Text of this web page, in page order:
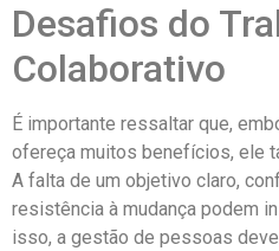
Desafios do
Colaborativo
É importante ressaltar que,
ofereça muitos benefícios, ele
A falta de um objetivo claro,
resistência à mudança podem
isso, a gestão de pessoas